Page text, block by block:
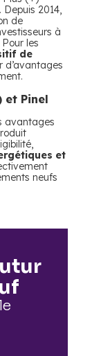
2014,
de
à
les
de
d’avantages
et Pinel
avantages
et
neufs